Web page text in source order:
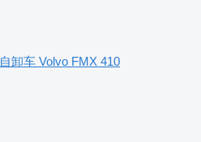
自卸车 Volvo FMX 410